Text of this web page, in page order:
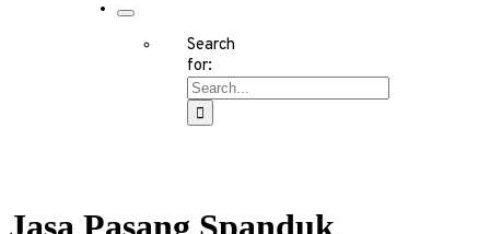
Search
for: